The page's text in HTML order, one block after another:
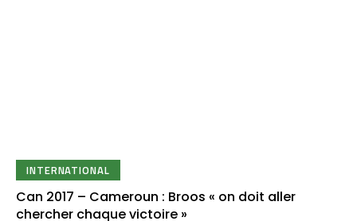
INTERNATIONAL
Can 2017 – Cameroun : Broos « on doit aller
chercher chaque victoire »